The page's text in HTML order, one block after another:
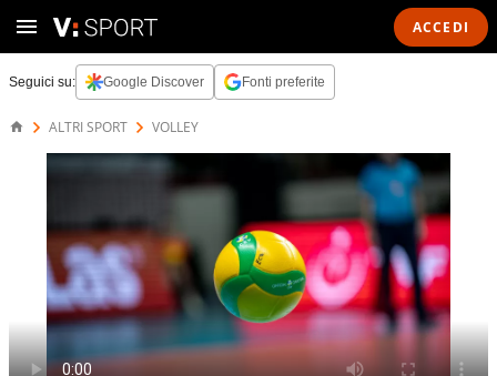
ACCEDI
Seguici su: Google Discover Fonti preferite
ALTRI SPORT VOLLEY